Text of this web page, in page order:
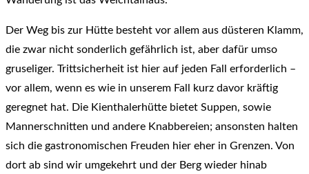
Der Weg bis zur Hütte besteht vor allem aus düsteren Klamm,
die zwar nicht sonderlich gefährlich ist, aber dafür umso
gruseliger. Trittsicherheit ist hier auf jeden Fall erforderlich –
vor allem, wenn es wie in unserem Fall kurz davor kräftig
geregnet hat. Die Kienthalerhütte bietet Suppen, sowie
Mannerschnitten und andere Knabbereien; ansonsten halten
sich die gastronomischen Freuden hier eher in Grenzen. Von
dort ab sind wir umgekehrt und der Berg wieder hinab